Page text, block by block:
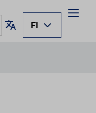
Käännä sivu
FI